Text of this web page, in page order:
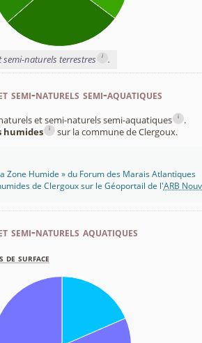
semi-naturels terrestres i .
naturels semi-aquatiques
et semi-naturels semi-aquatiques i
.
humides
i sur la commune de Clergoux.
Zone Humide » du Forum des Marais Atlantiques
de Clergoux sur le Géoportail de l'ARB
semi-naturels aquatiques
de surface